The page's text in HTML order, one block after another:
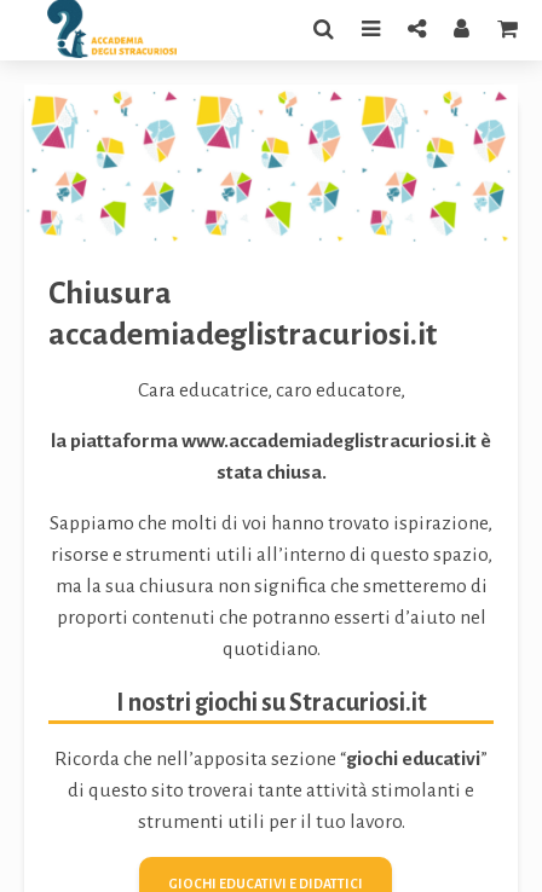
Chiusura
accademiadeglistracuriosi.it
Cara educatrice, caro educatore,
la piattaforma www.accademiadeglistracuriosi.it è
stata chiusa.
Sappiamo che molti di voi hanno trovato ispirazione,
risorse e strumenti utili all’interno di questo spazio,
ma la sua chiusura non significa che smetteremo di
proporti contenuti che potranno esserti d’aiuto nel
quotidiano.
I nostri giochi su Stracuriosi.it
Ricorda che nell’apposita sezione “giochi educativi”
di questo sito troverai tante attività stimolanti e
strumenti utili per il tuo lavoro.
GIOCHI EDUCATIVI E DIDATTICI